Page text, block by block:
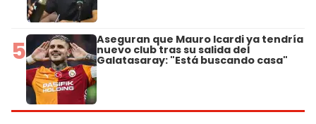
5 Aseguran que Mauro Icardi ya tendría
nuevo club tras su salida del
Galatasaray: "Está buscando casa"